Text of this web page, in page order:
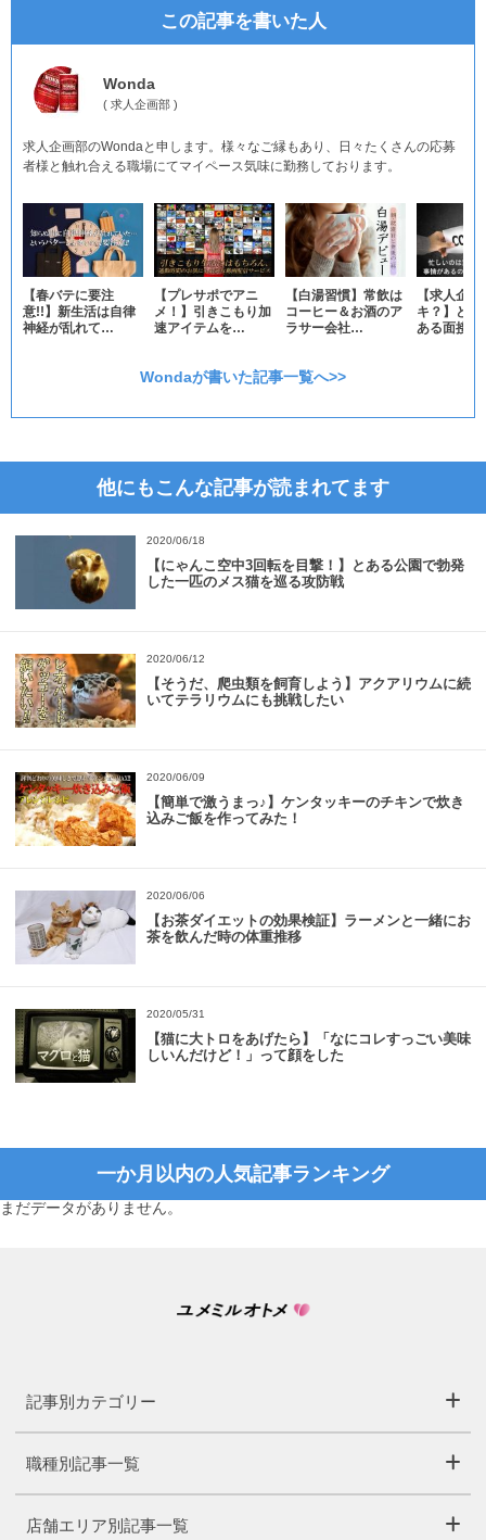
この記事を書いた人
Wonda
( 求人企画部 )
求人企画部のWondaと申します。様々なご縁もあり、日々たくさんの応募
者様と触れ合える職場にてマイペース気味に勤務しております。
【春バテに要注
意!!】新生活は自律
神経が乱れて…
【プレサポでアニ
メ！】引きこもり加
速アイテムを…
【白湯習慣】常飲は
コーヒー＆お酒のア
ラサー会社…
【求人企
キ？】どの
ある面接
Wondaが書いた記事一覧へ>>
他にもこんな記事が読まれてます
2020/06/18
【にゃんこ空中3回転を目撃！】とある公園で勃発
した一匹のメス猫を巡る攻防戦
2020/06/12
【そうだ、爬虫類を飼育しよう】アクアリウムに続
いてテラリウムにも挑戦したい
2020/06/09
【簡単で激うまっ♪】ケンタッキーのチキンで炊き
込みご飯を作ってみた！
2020/06/06
【お茶ダイエットの効果検証】ラーメンと一緒にお
茶を飲んだ時の体重推移
2020/05/31
【猫に大トロをあげたら】「なにコレすっごい美味
しいんだけど！」って顔をした
一か月以内の人気記事ランキング
まだデータがありません。
記事別カテゴリー
職種別記事一覧
店舗エリア別記事一覧